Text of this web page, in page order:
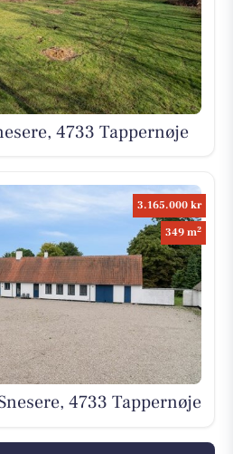
4733 Tappernøje
3.165.000 kr
349 m2
4733 Tappernøje